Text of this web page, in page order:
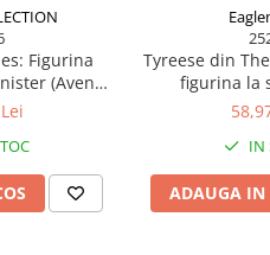
Figurina
(Avenge
21
Tyreese din
figurina la
IN
ADAUGA IN